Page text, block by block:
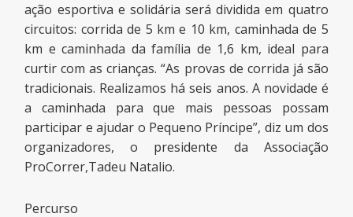
ação esportiva e solidária será dividida em quatro
circuitos: corrida de 5 km e 10 km, caminhada de 5
km e caminhada da família de 1,6 km, ideal para
curtir com as crianças. “As provas de corrida já são
tradicionais. Realizamos há seis anos. A novidade é
a caminhada para que mais pessoas possam
participar e ajudar o Pequeno Príncipe”, diz um dos
organizadores, o presidente da Associação
ProCorrer,Tadeu Natalio.
Percurso